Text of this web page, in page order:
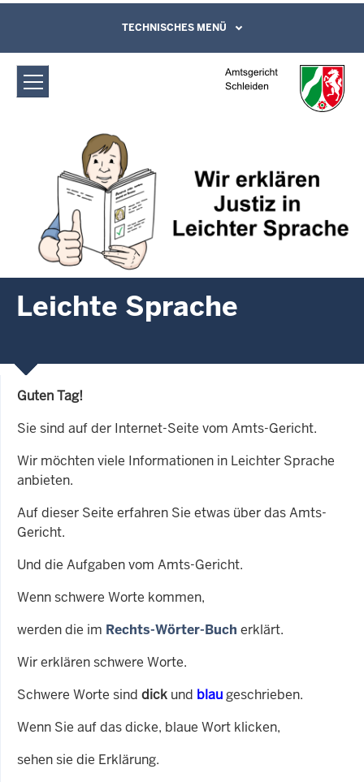
Amtsgericht Schleiden: Leichte
Sprache
Direkt zum Inhalt
Leichte Sprache, Gebärdensprachenvideo
und Kontaktformular
TECHNISCHES MENÜ
Leichte Sprache
Guten Tag!
Sie sind auf der Internet-Seite vom Amts-Gericht.
Wir möchten viele Informationen in Leichter Sprache
anbieten.
Auf dieser Seite erfahren Sie etwas über das Amts-
Gericht.
Und die Aufgaben vom Amts-Gericht.
Wenn schwere Worte kommen,
werden die im Rechts-Wörter-Buch erklärt.
Wir erklären schwere Worte.
Schwere Worte sind dick und blaugeschrieben.
Wenn Sie auf das dicke, blaue Wort klicken,
sehen sie die Erklärung.